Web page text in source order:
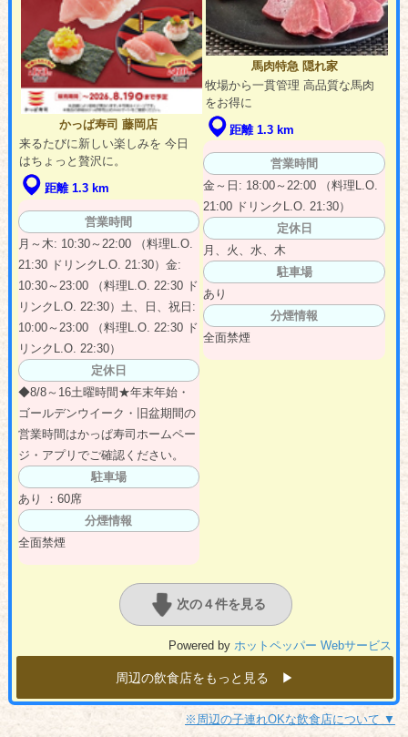
かっぱ寿司 藤岡店
来るたびに新しい楽しみを 今日
はちょっと贅沢に。
距離 1.3 km
営業時間
月～木: 10:30～22:00 （料理L.O.
21:30 ドリンクL.O. 21:30）金:
10:30～23:00 （料理L.O. 22:30 ド
リンクL.O. 22:30）土、日、祝日:
10:00～23:00 （料理L.O. 22:30 ド
リンクL.O. 22:30）
定休日
◆8/8～16土曜時間★年末年始・
ゴールデンウイーク・旧盆期間の
営業時間はかっぱ寿司ホームペー
ジ・アプリでご確認ください。
駐車場
あり ：60席
分煙情報
全面禁煙
馬肉特急 隠れ家
牧場から一貫管理 高品質な馬肉
をお得に
距離 1.3 km
営業時間
金～日: 18:00～22:00 （料理L.O.
21:00 ドリンクL.O. 21:30）
定休日
月、火、水、木
駐車場
あり
分煙情報
全面禁煙
次の４件を見る
Powered byホットペッパー Webサービス
周辺の飲食店をもっと見る ▶︎
※周辺の子連れOKな飲食店について ▼